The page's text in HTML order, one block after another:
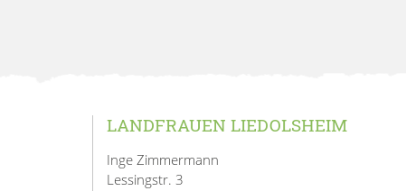
LANDFRAUEN LIEDOLSHEIM
Inge Zimmermann
Lessingstr. 3